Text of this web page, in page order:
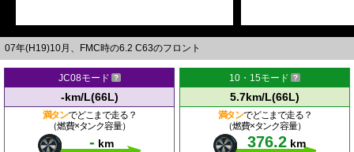
07年(H19)10月、FMC時の6.2 C63のフロント
JC08モード
-km/L(66L)
満タンでどこまで走る？
（燃費×タンク容量）
- km
10・15モード
5.7km/L(66L)
満タンでどこまで走る？
（燃費×タンク容量）
376.2 km